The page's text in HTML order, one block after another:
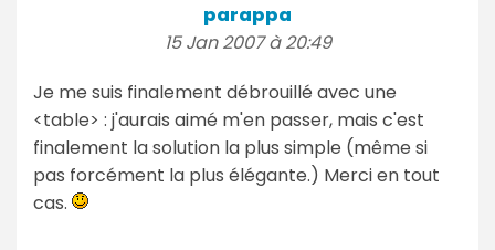
parappa
15 Jan 2007 à 20:49
Je me suis finalement débrouillé avec une
<table> : j'aurais aimé m'en passer, mais c'est
finalement la solution la plus simple (même si
pas forcément la plus élégante.) Merci en tout
cas.